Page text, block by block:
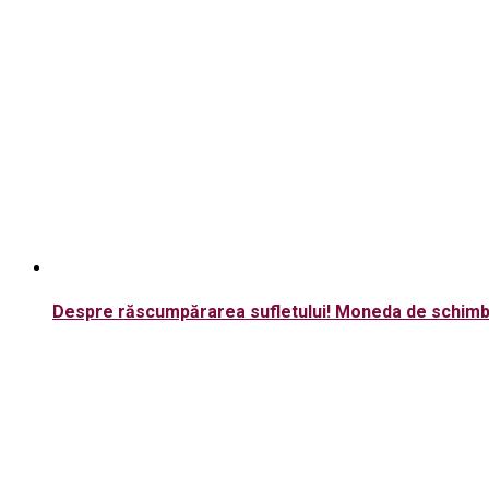
Despre răscumpărarea sufletului! Moneda de